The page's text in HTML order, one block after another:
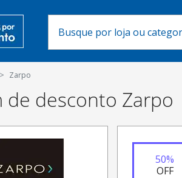
Zarpo
de desconto Zarpo
50%
OFF